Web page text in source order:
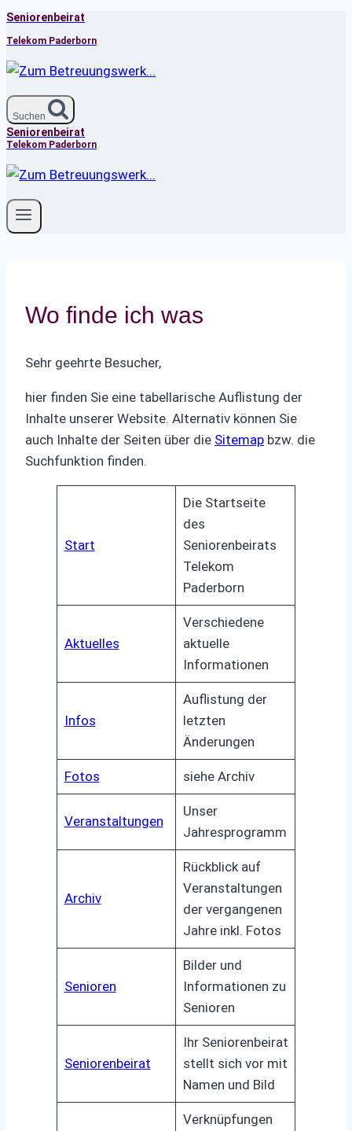
Zum
Inhalt
springen
Seniorenbeirat
Telekom Paderborn
Suchen
Seniorenbeirat
Telekom Paderborn
Wo finde ich was
Sehr geehrte Besucher,
hier finden Sie eine tabellarische Auflistung der
Inhalte unserer Website. Alternativ können Sie
auch Inhalte der Seiten über die Sitemap bzw. die
Suchfunktion finden.
Start
Die Startseite
des
Seniorenbeirats
Telekom
Paderborn
Aktuelles
Verschiedene
aktuelle
Informationen
Infos
Auflistung der
letzten
Änderungen
Fotos siehe Archiv
Veranstaltungen
Unser
Jahresprogramm
Archiv
Rückblick auf
Veranstaltungen
der vergangenen
Jahre inkl. Fotos
Senioren
Bilder und
Informationen zu
Senioren
Seniorenbeirat
Ihr Seniorenbeirat
stellt sich vor mit
Namen und Bild
Verknüpfungen